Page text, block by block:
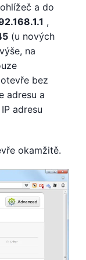
a do
,
(u nových
na
bez
adresu a
adresu
okamžitě.